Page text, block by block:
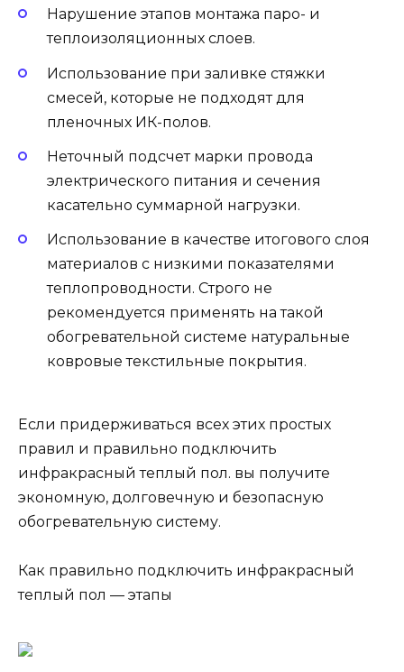
Нарушение этапов монтажа паро- и
теплоизоляционных слоев.
Использование при заливке стяжки
смесей, которые не подходят для
пленочных ИК-полов.
Неточный подсчет марки провода
электрического питания и сечения
касательно суммарной нагрузки.
Использование в качестве итогового слоя
материалов с низкими показателями
теплопроводности. Строго не
рекомендуется применять на такой
обогревательной системе натуральные
ковровые текстильные покрытия.
Если придерживаться всех этих простых
правил и правильно подключить
инфракрасный теплый пол. вы получите
экономную, долговечную и безопасную
обогревательную систему.
Как правильно подключить инфракрасный
теплый пол — этапы